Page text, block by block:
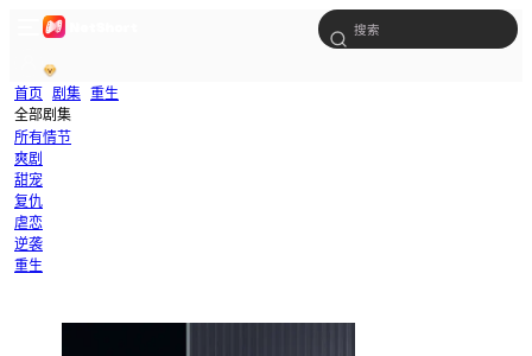
首页 剧集 重生
全部剧集
所有情节
爽剧
甜宠
复仇
虐恋
逆袭
重生